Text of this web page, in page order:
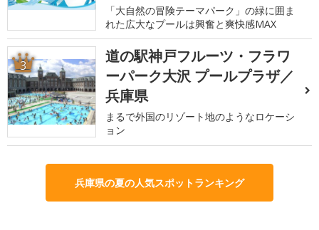
「大自然の冒険テーマパーク」の緑に囲ま
れた広大なプールは興奮と爽快感MAX
3
道の駅神戸フルーツ・フラワ
ーパーク大沢 プールプラザ／
兵庫県
まるで外国のリゾート地のようなロケーシ
ョン
兵庫県の夏の人気スポットランキング